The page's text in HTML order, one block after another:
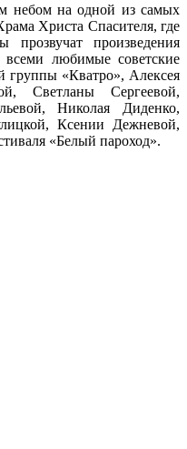
небом на одной из самых
Христа Спасителя, где
произведения
всеми любимые советские
группы «Кватро», Алексея
Светланы Сергеевой,
Николая Диденко,
Ксении Дежневой,
«Белый пароход».